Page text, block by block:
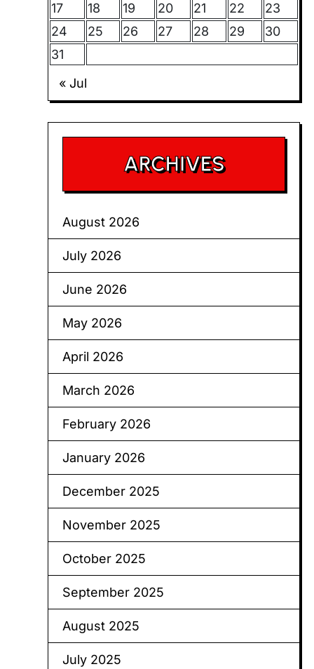
17
18 19 20 21 22
23
24
25 26 27 28 29
30
31
« Jul
ARCHIVES
August 2026
July 2026
June 2026
May 2026
April 2026
March 2026
February 2026
January 2026
December 2025
November 2025
October 2025
September 2025
August 2025
July 2025